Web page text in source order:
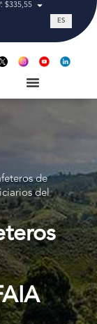
$335,55 Tasa de
ES
de
del